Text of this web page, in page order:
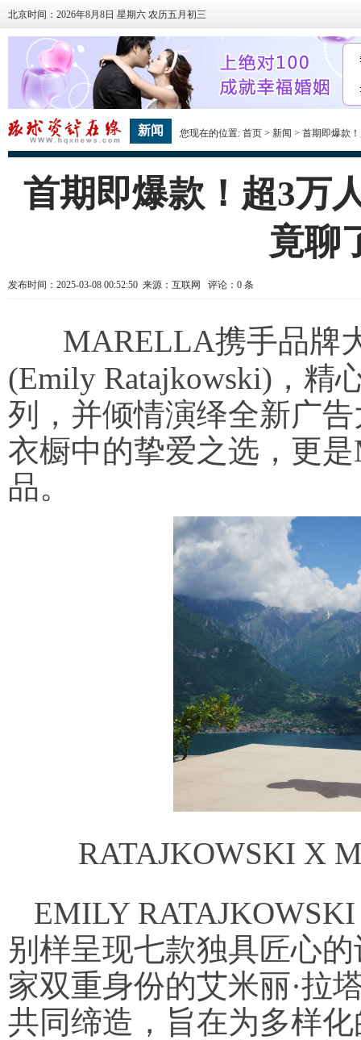
北京时间：2026年8月8日 星期六 农历五月初三
新闻 您现在的位置:首页 >新闻 > 首期即爆款
首期即爆款！超3万
竟聊
发布时间：2025-03-08 00:52:50 来源：互联网 评论： 0 条
MARELLA携手品牌
(Emily Ratajkowski)，精
列，并倾情演绎全新广
衣橱中的挚爱之选，更
品。
RATAJKOWSKI X
EMILY
别样呈现七款独具匠心
家双重身份的艾米丽·拉
共同缔造，旨在为多样